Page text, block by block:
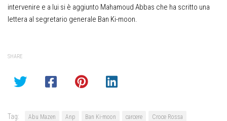
intervenire e a lui si è aggiunto Mahamoud Abbas che ha scritto una
lettera al segretario generale Ban Ki-moon.
SHARE
Tag: Abu Mazen Anp Ban Ki-moon carcere
Croce Rossa